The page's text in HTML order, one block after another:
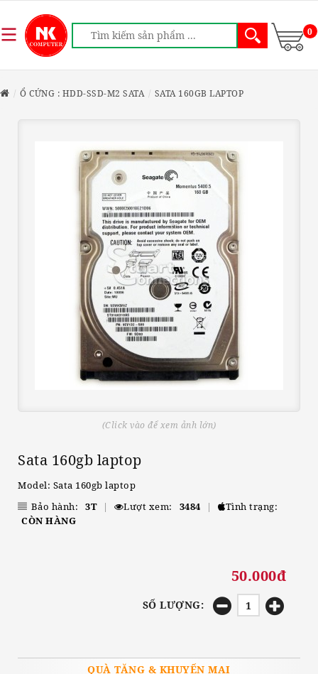
0
Ổ CỨNG : HDD-SSD-M2 SATA SATA 160GB LAPTOP
(Click vào để xem ảnh lớn)
Sata 160gb laptop
Model: Sata 160gb laptop
Bảo hành:
3T | Lượt xem: 3484 |
Tình trạng:
CÒN HÀNG
50.000đ
SỐ LƯỢNG:
QUÀ TẶNG & KHUYẾN MẠI